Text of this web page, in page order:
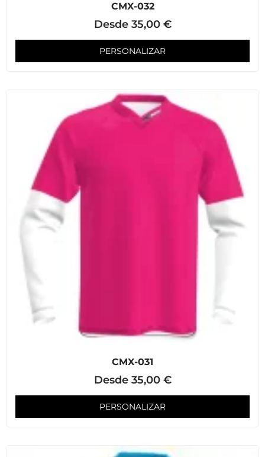
CMX-032
Desde 35,00 €
PERSONALIZAR
CMX-031
Desde 35,00 €
PERSONALIZAR